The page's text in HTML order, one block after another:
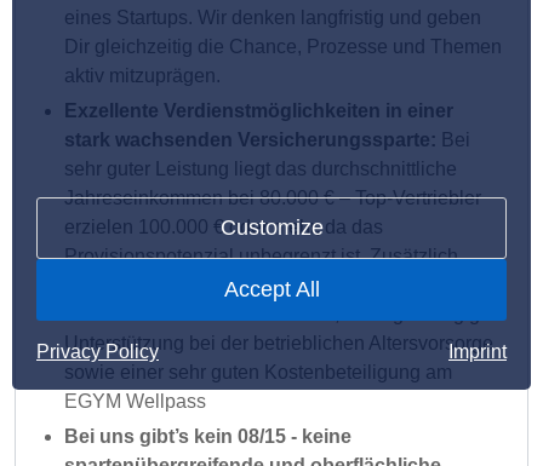
Customize
Accept All
Privacy Policy Imprint
eines Startups. Wir denken langfristig und geben
Dir gleichzeitig die Chance, Prozesse und Themen
aktiv mitzuprägen.
Exzellente Verdienstmöglichkeiten in einer
stark wachsenden Versicherungssparte: Bei
sehr guter Leistung liegt das durchschnittliche
Jahreseinkommen bei 80.000 € – Top-Vertriebler
erzielen 100.000 € oder mehr, da das
Provisionspotenzial unbegrenzt ist. Zusätzlich
profitierst Du von attraktiven Gutscheinen für
Unterstützung bei der betrieblichen Altersvorsorge
sowie einer sehr guten Kostenbeteiligung am
EGYM Wellpass
Bei uns gibt’s kein 08/15 - keine